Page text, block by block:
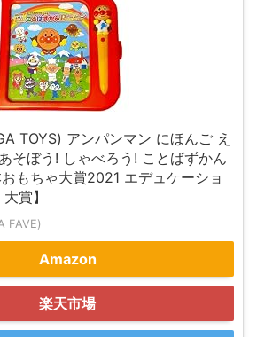
TOYS) アンパンマン にほんご え
そぼう! しゃべろう! ことばずかん
もちゃ大賞2021 エデュケーショ
賞】
FAVE)
Amazon
楽天市場